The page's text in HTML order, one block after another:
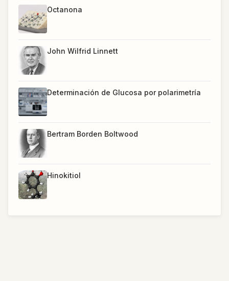
Octanona
John Wilfrid Linnett
Determinación de Glucosa por polarimetría
Bertram Borden Boltwood
Hinokitiol